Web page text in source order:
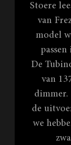
Stoere
van
model
De
van
dimmer.
de
we